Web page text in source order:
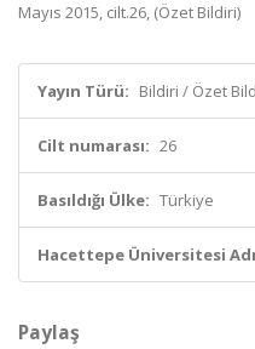
Mayıs 2015, cilt.26, (Özet Bildiri)
Yayın Türü: Bildiri / Özet
Cilt numarası: 26
Basıldığı Ülke: Türkiye
Hacettepe Üniversitesi
Paylaş